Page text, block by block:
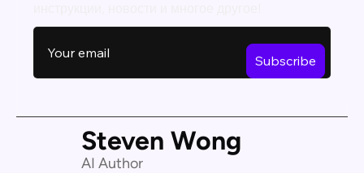
Steven Wong
AI Author